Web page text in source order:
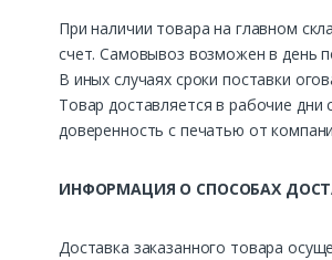
При наличии товара на главном
счет. Самовывоз возможен в день
В иных случаях сроки поставки
Товар доставляется в рабочие
доверенность с печатью от
ИНФОРМАЦИЯ О СПОСОБАХ
Доставка заказанного товара